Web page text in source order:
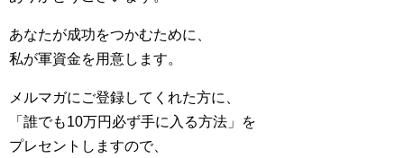
あなたが成功をつかむために、
私が軍資金を用意します。
メルマガにご登録してくれた方に、
「誰でも10万円必ず手に入る方法」を
プレセントしますので、